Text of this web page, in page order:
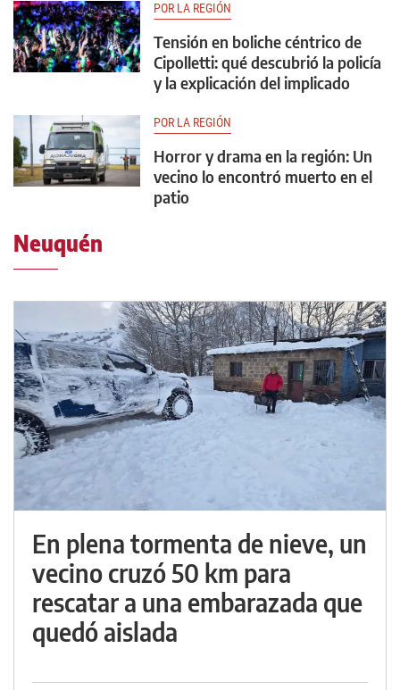
POR LA REGIÓN
Tensión en boliche céntrico de
Cipolletti: qué descubrió la policía
y la explicación del implicado
POR LA REGIÓN
Horror y drama en la región: Un
vecino lo encontró muerto en el
patio
Neuquén
En plena tormenta de nieve, un
vecino cruzó 50 km para
rescatar a una embarazada que
quedó aislada